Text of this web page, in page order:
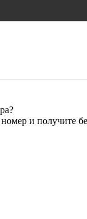
и получите